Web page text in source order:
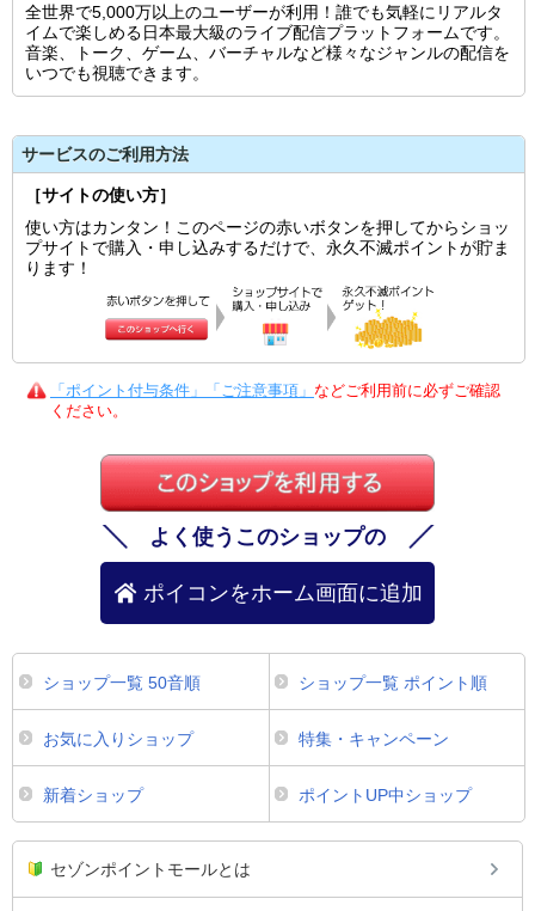
全世界で5,000万以上のユーザーが利用！誰でも気軽にリアルタ
イムで楽しめる日本最大級のライブ配信プラットフォームです。
音楽、トーク、ゲーム、バーチャルなど様々なジャンルの配信を
いつでも視聴できます。
サービスのご利用方法
［サイトの使い方］
使い方はカンタン！このページの赤いボタンを押してからショッ
プサイトで購入・申し込みするだけで、永久不滅ポイントが貯ま
ります！
「ポイント付与条件」「ご注意事項」 などご利用前に必ずご確認
ください。
よく使うこのショップの
ポイコンをホーム画面に追加
ショップ一覧 50音順 ショップ一覧 ポイント順
お気に入りショップ 特集・キャンペーン
新着ショップ ポイントUP中ショップ
セゾンポイントモールとは